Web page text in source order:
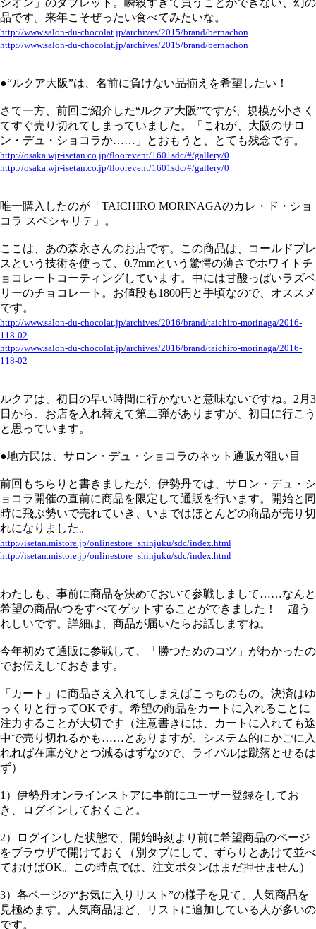
品です。来年こそぜったい食べてみたいな。
http://www.salon-du-chocolat.jp/archives/2015/brand/bernachon
http://www.salon-du-chocolat.jp/archives/2015/brand/bernachon
●“ルクア大阪”は、名前に負けない品揃えを希望したい！
さて一方、前回ご紹介した“ルクア大阪”ですが、規模が小さく
てすぐ売り切れてしまっていました。「これが、大阪のサロ
ン・デュ・ショコラか……」とおもうと、とても残念です。
http://osaka.wjr-isetan.co.jp/floorevent/1601sdc/#/gallery/0
http://osaka.wjr-isetan.co.jp/floorevent/1601sdc/#/gallery/0
唯一購入したのが「TAICHIRO MORINAGAのカレ・ド・ショ
コラ スペシャリテ」。
ここは、あの森永さんのお店です。この商品は、コールドプレ
スという技術を使って、0.7mmという驚愕の薄さでホワイトチ
ョコレートコーティングしています。中には甘酸っぱいラズベ
リーのチョコレート。お値段も1800円と手頃なので、オススメ
です。
http://www.salon-du-chocolat.jp/archives/2016/brand/taichiro-morinaga/2016-
118-02
http://www.salon-du-chocolat.jp/archives/2016/brand/taichiro-morinaga/2016-
118-02
ルクアは、初日の早い時間に行かないと意味ないですね。2月3
日から、お店を入れ替えて第二弾がありますが、初日に行こう
と思っています。
●地方民は、サロン・デュ・ショコラのネット通販が狙い目
前回もちらりと書きましたが、伊勢丹では、サロン・デュ・シ
ョコラ開催の直前に商品を限定して通販を行います。開始と同
時に飛ぶ勢いで売れていき、いまではほとんどの商品が売り切
れになりました。
http://isetan.mistore.jp/onlinestore_shinjuku/sdc/index.html
http://isetan.mistore.jp/onlinestore_shinjuku/sdc/index.html
わたしも、事前に商品を決めておいて参戦しまして……なんと
希望の商品6つをすべてゲットすることができました！ 超う
れしいです。詳細は、商品が届いたらお話しますね。
今年初めて通販に参戦して、「勝つためのコツ」がわかったの
でお伝えしておきます。
「カート」に商品さえ入れてしまえばこっちのもの。決済はゆ
っくりと行ってOKです。希望の商品をカートに入れることに
注力することが大切です（注意書きには、カートに入れても途
中で売り切れるかも……とありますが、システム的にかごに入
れれば在庫がひとつ減るはずなので、ライバルは蹴落とせるは
ず）
1）伊勢丹オンラインストアに事前にユーザー登録をしてお
き、ログインしておくこと。
2）ログインした状態で、開始時刻より前に希望商品のページ
をブラウザで開けておく（別タブにして、ずらりとあけて並べ
ておけばOK。この時点では、注文ボタンはまだ押せません）
3）各ページの“お気に入りリスト”の様子を見て、人気商品を
見極めます。人気商品ほど、リストに追加している人が多いの
です。